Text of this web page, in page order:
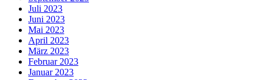
Juli 2023
Juni 2023
Mai 2023
April 2023
März 2023
Februar 2023
Januar 2023